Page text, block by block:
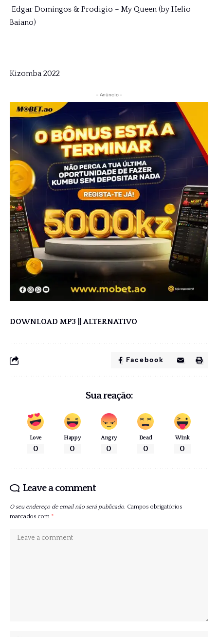
Edgar Domingos & Prodigio – My Queen (by Helio
Baiano)
Kizomba 2022
- Anúncio -
DOWNLOAD MP3 ||ALTERNATIVO
Facebook
Sua reação:
Love
0
Happy
0
Angry
0
Dead
0
Wink
0
Leave a comment
O seu endereço de email não será publicado. Campos obrigatórios
marcados com *